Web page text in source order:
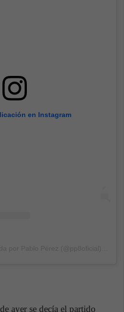
en Instagram
ayer se decía el partido